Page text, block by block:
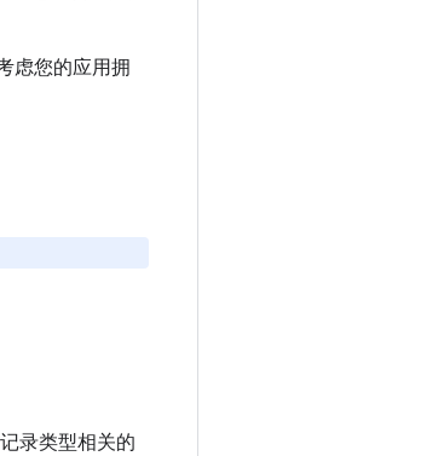
虑您的应用拥
录类型相关的